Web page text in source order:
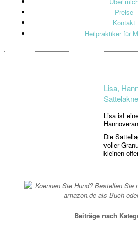
Preise
Kontakt
Heilpraktiker für
Lisa,
Sattelakne
Lisa ist
Die
voller
kleinen
Beiträge nach